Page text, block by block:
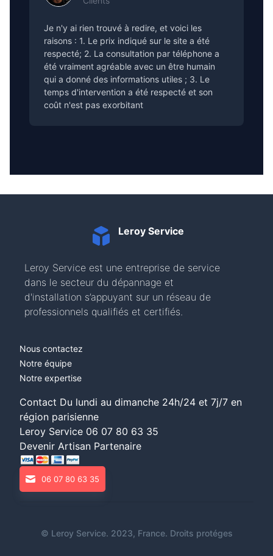
Je n'y ai rien trouvé à redire, et voici les
raisons : 1. Le prix indiqué sur le site a été
respecté; 2. La consultation par téléphone a
été vraiment agréable avec un être humain
qui a donné des informations utiles ; 3. Le
temps d'intervention a été respecté et son
coût n'est pas exorbitant
Leroy Service
Leroy Service est une entreprise de service
dans le secteur du dépannage et
d'installation s’appuyant sur un réseau de
professionnels qualifiés et certifiés.
Nous contactez
Notre équipe
Notre expertise
Contact Du lundi au dimanche 24h/24 et 7j/7 en
région parisienne
Leroy Service 06 07 80 63 35
Devenir Artisan Partenaire
06 07 80 63 35
© Leroy Service. 2023, France. Droits protéges